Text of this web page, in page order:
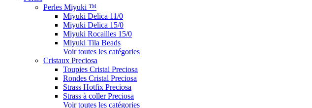
Perles Miyuki ™
Miyuki Delica 11/0
Miyuki Delica 15/0
Miyuki Rocailles 15/0
Miyuki Tila Beads
Voir toutes les catégories
Cristaux Preciosa
Toupies Cristal Preciosa
Rondes Cristal Preciosa
Strass Hotfix Preciosa
Strass à coller Preciosa
Voir toutes les catégories